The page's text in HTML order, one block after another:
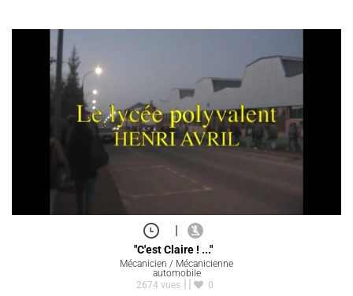
|
"C'est Claire ! ..."
Mécanicien / Mécanicienne
automobile
2674 vues
0